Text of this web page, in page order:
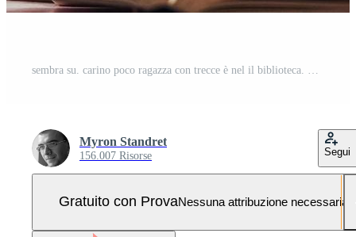
Myron Standret
156.007 Risorse Segui
Gratuito con ProvaNessuna attribuzione necessaria